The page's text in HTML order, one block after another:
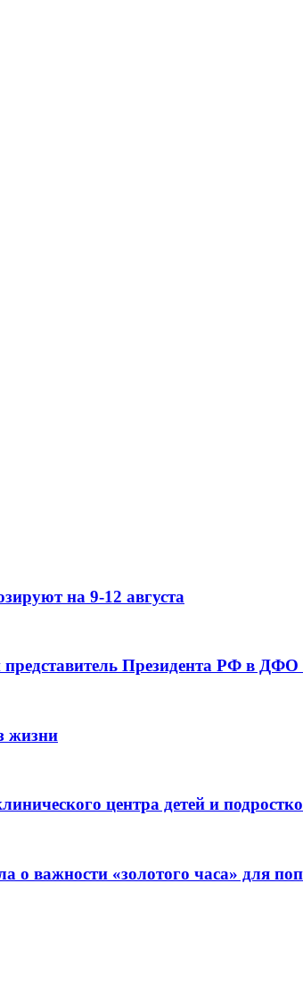
на 9-12 августа
Президента РФ в ДФО
жизни
центра детей и
о важности «золотого часа» для